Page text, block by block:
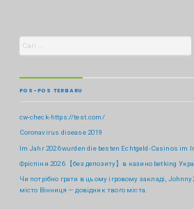
POS-POS TERBARU
cw-check-https://test.com/
Coronavirus disease 2019
Im Jahr 2026 wurden die besten Echtgeld-Casinos im
Фріспіни 2026 【без депозиту】в казино betking
Чи потрібно грати в цьому ігровому закладі,
місто Вінниця — довідник твого міста.